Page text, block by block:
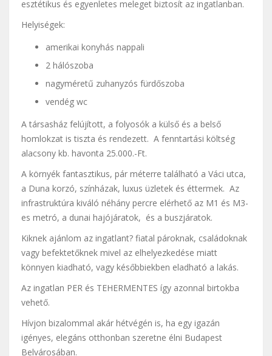
esztétikus és egyenletes meleget biztosít az ingatlanban.
Helyiségek:
amerikai konyhás nappali
2 hálószoba
nagyméretű zuhanyzós fürdőszoba
vendég wc
A társasház felújított, a folyosók a külső és a belső
homlokzat is tiszta és rendezett. A fenntartási költség
alacsony kb. havonta 25.000.-Ft.
A környék fantasztikus, pár méterre található a Váci utca,
a Duna korzó, színházak, luxus üzletek és éttermek. Az
infrastruktúra kiváló néhány percre elérhető az M1 és M3-
es metró, a dunai hajójáratok, és a buszjáratok.
Kiknek ajánlom az ingatlant? fiatal pároknak, családoknak
vagy befektetőknek mivel az elhelyezkedése miatt
könnyen kiadható, vagy későbbiekben eladható a lakás.
Az ingatlan PER és TEHERMENTES így azonnal birtokba
vehető.
Hívjon bizalommal akár hétvégén is, ha egy igazán
igényes, elegáns otthonban szeretne élni Budapest
Belvárosában.